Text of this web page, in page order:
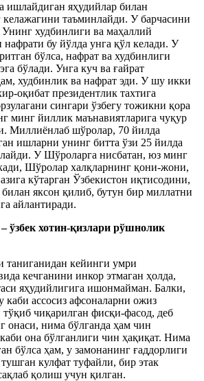
ишлайдиган яҳудийлар билан
таъминлайди. У барчасини
худбинлиги ва маҳаллий
нафрати бу йўлда унга қўл келади. У
бўлса, нафрат ва худбинлиги
бўлади. Унга куч ва ғайрат
худбинлик ва нафрат эди. У шу икки
оқибат президентлик тахтига
сингари ўзбегу тожикни қора
минг йиллик маънавиятларига чуқур
Миллиёнлаб шўролар, 70 йилда
ишларни унинг битта ўзи 25 йилда
У Шўроларга нисбатан, юз минг
Шўролар халқларнинг қони-жони,
кўтарган Ўзбекистон иқтисодини,
яксон қилиб, бутун бир миллатни
айлантиради.
ўзбек хотин-қизлари рўшнолик
таниганидан кейинги умри
кечганини инкор этмаган ҳолда,
яҳудийлигига ишонмайман. Балки,
ассосиз афсоналарни ожиз
чиқарилган фисқи-фасод, деб
онаси, нима бўлганда ҳам чин
она бўлганлиги чин ҳақиқат. Нима
бўлса ҳам, у замонанинг ғаддорлиги
кулфат туфайли, бир этак
қолиш учун қилган.